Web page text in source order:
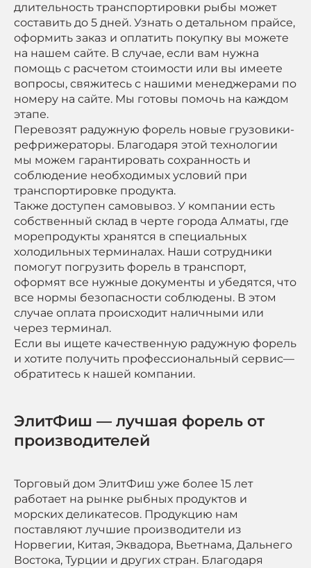
длительность транспортировки рыбы может
составить до 5 дней. Узнать о детальном прайсе,
оформить заказ и оплатить покупку вы можете
на нашем сайте. В случае, если вам нужна
помощь с расчетом стоимости или вы имеете
вопросы, свяжитесь с нашими менеджерами по
номеру на сайте. Мы готовы помочь на каждом
этапе.
Перевозят радужную форель новые грузовики-
рефрижераторы. Благодаря этой технологии
мы можем гарантировать сохранность и
соблюдение необходимых условий при
транспортировке продукта.
Также доступен самовывоз. У компании есть
собственный склад в черте города Алматы, где
морепродукты хранятся в специальных
холодильных терминалах. Наши сотрудники
помогут погрузить форель в транспорт,
оформят все нужные документы и убедятся, что
все нормы безопасности соблюдены. В этом
случае оплата происходит наличными или
через терминал.
Если вы ищете качественную радужную форель
и хотите получить профессиональный сервис—
обратитесь к нашей компании.
ЭлитФиш — лучшая форель от
производителей
Торговый дом ЭлитФиш уже более 15 лет
работает на рынке рыбных продуктов и
морских деликатесов. Продукцию нам
поставляют лучшие производители из
Норвегии, Китая, Эквадора, Вьетнама, Дальнего
Востока, Турции и других стран. Благодаря